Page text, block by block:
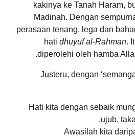
kakinya ke Tanah Haram,
Madinah. Dengan
perasaan tenang, lega dan
hati dhuyuf al-Rahman.
diperolehi oleh hamba
Justeru, dengan
Hati kita dengan sebaik
ujub,
Awasilah kita